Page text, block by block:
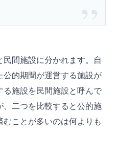
間施設に分かれます。自
的期間が運営する施設が
施設を民間施設と呼んで
、二つを比較すると公的施
ことが多いのは何よりも